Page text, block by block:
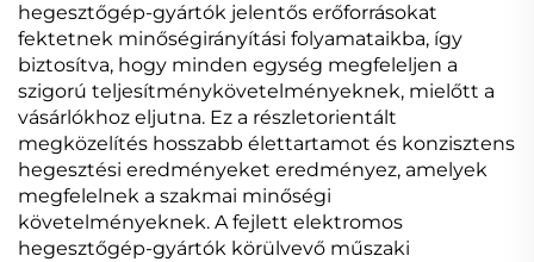
hegesztőgép-gyártók jelentős erőforrásokat
fektetnek minőségirányítási folyamataikba, így
biztosítva, hogy minden egység megfeleljen a
szigorú teljesítménykövetelményeknek, mielőtt a
vásárlókhoz eljutna. Ez a részletorientált
megközelítés hosszabb élettartamot és konzisztens
hegesztési eredményeket eredményez, amelyek
megfelelnek a szakmai minőségi
követelményeknek. A fejlett elektromos
hegesztőgép-gyártók körülvevő műszaki